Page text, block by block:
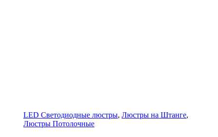
LED Светодиодные люстры, Люстры на Штанге,
Люстры Потолочные